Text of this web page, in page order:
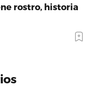
rostro, historia